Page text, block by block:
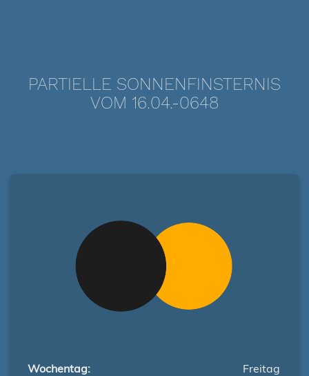
PARTIELLE SONNENFINSTERNIS
VOM 16.04.-0648
Wochentag:
Freitag